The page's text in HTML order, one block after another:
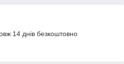
14 днів безкоштовно